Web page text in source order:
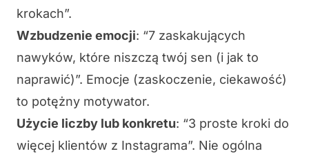
krokach”.
Wzbudzenie emocji: “7 zaskakujących
nawyków, które niszczą twój sen (i jak to
naprawić)”. Emocje (zaskoczenie, ciekawość)
to potężny motywator.
Użycie liczby lub konkretu: “3 proste kroki do
więcej klientów z Instagrama”. Nie ogólna